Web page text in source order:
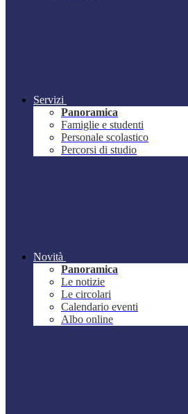
Servizi
Panoramica
Famiglie e studenti
Personale scolastico
Percorsi di studio
Novità
Panoramica
Le notizie
Le circolari
Calendario eventi
Albo online